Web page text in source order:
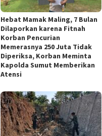
Hebat Mamak Maling, 7 Bulan
Dilaporkan karena Fitnah
Korban Pencurian
Memerasnya 250 Juta Tidak
Diperiksa, Korban Meminta
Kapolda Sumut Memberikan
Atensi